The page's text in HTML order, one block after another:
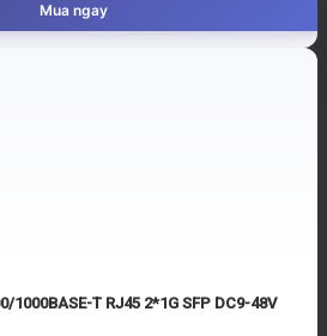
Mua ngay
1000BASE-T RJ45 2*1G SFP DC9-48V